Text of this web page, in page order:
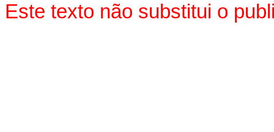
Este texto não substitui o